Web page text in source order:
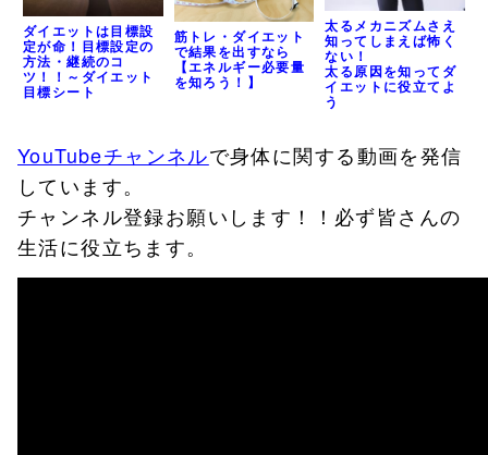
ダイエットは目標設
定が命！目標設定の
方法・継続のコ
ツ！！～ダイエット
目標シート
筋トレ・ダイエット
で結果を出すなら
【エネルギー必要量
を知ろう！】
太るメカニズムさえ
知ってしまえば怖く
ない！
太る原因を知ってダ
イエットに役立てよ
う
YouTubeチャンネルで身体に関する動画を発信
しています。
チャンネル登録お願いします！！必ず皆さんの
生活に役立ちます。